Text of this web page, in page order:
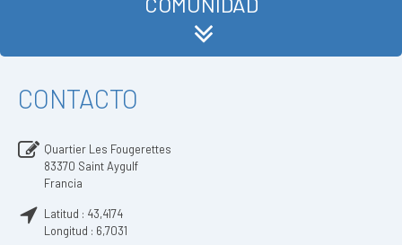
CONTACTO
Quartier Les Fougerettes
83370 Saint Aygulf
Francia
Latitud : 43,4174
Longitud : 6,7031